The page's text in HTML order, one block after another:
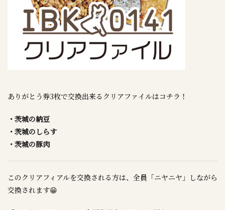
ありがとう券3枚で交換出来るクリアファイルはコチラ！
・茨城の納豆
・茨城のしらす
・茨城の豚肉
このクリアフィアルを交換される方は、全員「ニヤニヤ」しながら
交換されます😁